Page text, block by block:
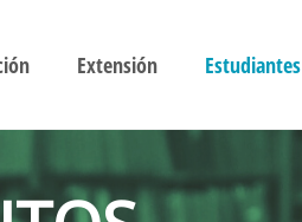
Extensión Estudiantes